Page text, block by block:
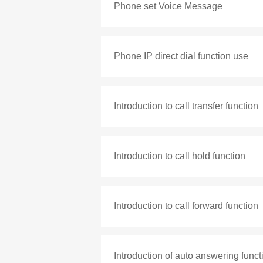
Phone set Voice Message
Phone IP direct dial function use
Introduction to call transfer function
Introduction to call hold function
Introduction to call forward function
Introduction of auto answering